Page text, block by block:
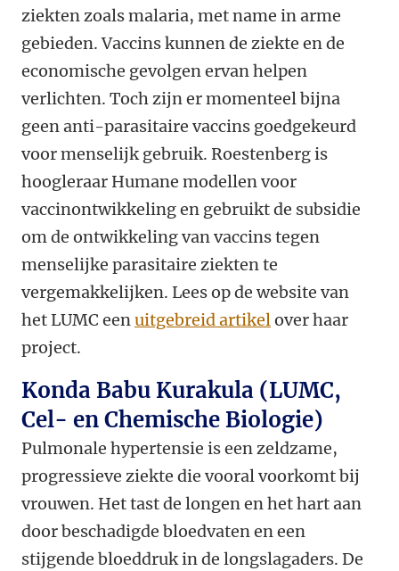
ziekten zoals malaria, met name in arme
gebieden. Vaccins kunnen de ziekte en de
economische gevolgen ervan helpen
verlichten. Toch zijn er momenteel bijna
geen anti-parasitaire vaccins goedgekeurd
voor menselijk gebruik. Roestenberg is
hoogleraar Humane modellen voor
vaccinontwikkeling en gebruikt de subsidie
om de ontwikkeling van vaccins tegen
menselijke parasitaire ziekten te
vergemakkelijken. Lees op de website van
het LUMC eenuitgebreid artikelover haar
project.
Konda Babu Kurakula (LUMC,
Cel- en Chemische Biologie)
Pulmonale hypertensie is een zeldzame,
progressieve ziekte die vooral voorkomt bij
vrouwen. Het tast de longen en het hart aan
door beschadigde bloedvaten en een
stijgende bloeddruk in de longslagaders. De